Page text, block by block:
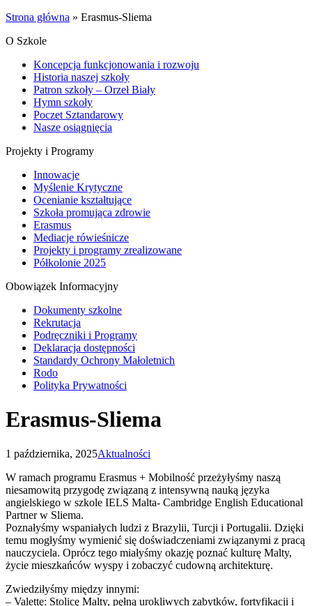
Strona główna » Erasmus-Sliema
O Szkole
Koncepcja funkcjonowania i rozwoju
Historia naszej szkoły
Patron szkoły – Orzeł Biały
Hymn szkoły
Poczet Sztandarowy
Nasze osiągnięcia
Projekty i Programy
Innowacje
Myślenie Krytyczne
Ocenianie kształtujące
Szkoła promująca zdrowie
Erasmus
Mediacje rówieśnicze
Projekty i programy zrealizowane
Półkolonie 2025
Obowiązek Informacyjny
Dokumenty szkolne
Rekrutacja
Podręczniki i Programy
Deklaracja dostępności
Standardy Ochrony Małoletnich
Rodo
Polityka Prywatności
Erasmus-Sliema
1 października, 2025Aktualności
W ramach programu Erasmus + Mobilność przeżyłyśmy naszą
niesamowitą przygodę związaną z intensywną nauką języka
angielskiego w szkole IELS Malta- Cambridge English Educational
Partner w Sliema.
Poznałyśmy wspaniałych ludzi z Brazylii, Turcji i Portugalii. Dzięki
temu mogłyśmy wymienić się doświadczeniami związanymi z pracą
nauczyciela. Oprócz tego miałyśmy okazję poznać kulturę Malty,
życie mieszkańców wyspy i zobaczyć cudowną architekturę.
Zwiedziłyśmy między innymi:
– Valettę: Stolicę Malty, pęłną urokliwych zabytków, fortyfikacji i